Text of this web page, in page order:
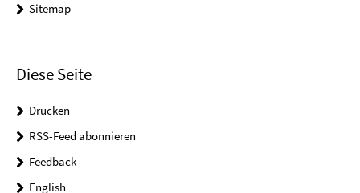
Sitemap
Diese Seite
Drucken
RSS-Feed abonnieren
Feedback
English